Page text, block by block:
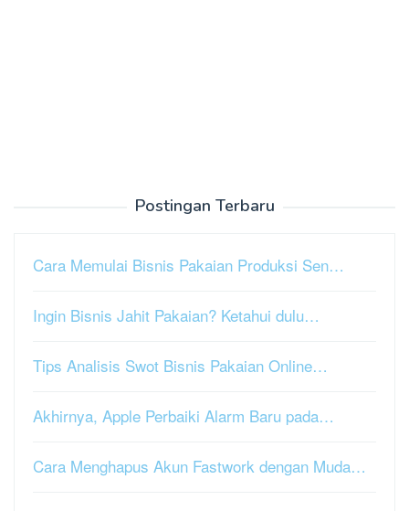
Postingan Terbaru
Cara Memulai Bisnis Pakaian Produksi Sen…
Ingin Bisnis Jahit Pakaian? Ketahui dulu…
Tips Analisis Swot Bisnis Pakaian Online…
Akhirnya, Apple Perbaiki Alarm Baru pada…
Cara Menghapus Akun Fastwork dengan Muda…